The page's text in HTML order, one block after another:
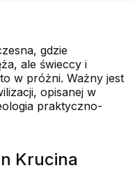
gdzie
ale świeccy i
w próżni. Ważny jest
opisanej w
praktyczno-
Krucina